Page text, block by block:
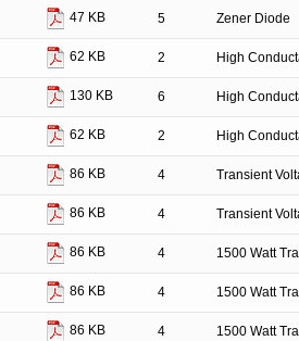
47 KB 5 Zener Diode
62 KB 2 High
130 KB 6 High
62 KB 2 High
86 KB 4 Transient
86 KB 4 Transient
86 KB 4 1500 Watt
86 KB 4 1500 Watt
86 KB 4 1500 Watt